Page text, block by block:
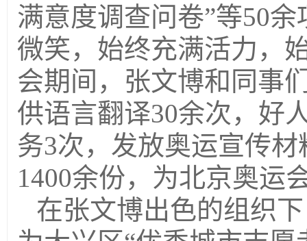
满意度调查问卷”等50
微笑，始终充满活力，
会期间，张文博和同事
供语言翻译30余次，好
务3次，发放奥运宣传
1400余份，为北京奥运
在张文博出色的组织